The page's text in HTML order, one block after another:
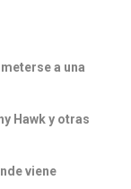
a una
Hawk y otras
viene